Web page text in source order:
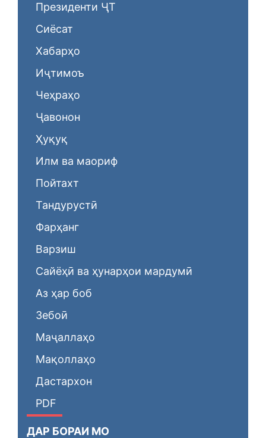
Президенти ҶТ
Сиёсат
Хабарҳо
Иҷтимоъ
Чеҳраҳо
Ҷавонон
Ҳуқуқ
Илм ва маориф
Пойтахт
Тандурустӣ
Фарҳанг
Варзиш
Сайёҳӣ ва ҳунарҳои мардумӣ
Аз ҳар боб
Зебоӣ
Маҷаллаҳо
Мақоллаҳо
Дастархон
PDF
ДАР БОРАИ МО